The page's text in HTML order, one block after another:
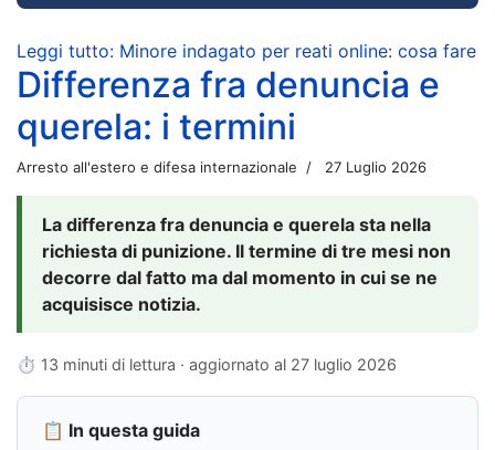
Leggi tutto: Minore indagato per reati online: cosa fare
Differenza fra denuncia e
querela: i termini
Arresto all'estero e difesa internazionale 27 Luglio 2026
La differenza fra denuncia e querela sta nella
richiesta di punizione. Il termine di tre mesi non
decorre dal fatto ma dal momento in cui se ne
acquisisce notizia.
⏱ 13 minuti di lettura · aggiornato al 27 luglio 2026
📋 In questa guida